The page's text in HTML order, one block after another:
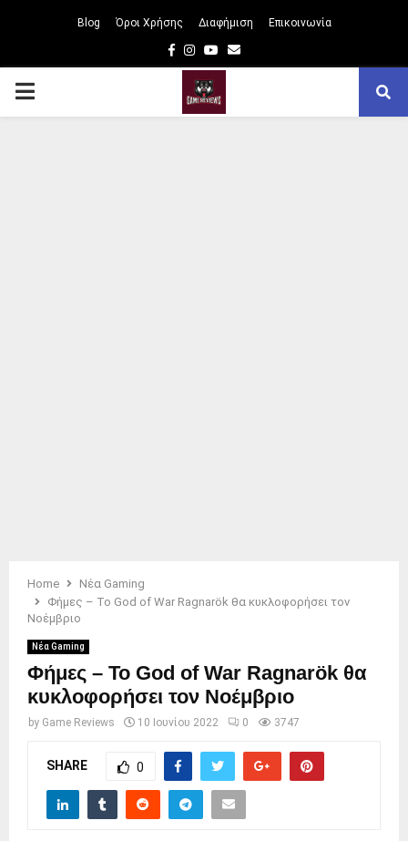
Blog Όροι Χρήσης Διαφήμιση Επικοινωνία
Facebook
Instagram
Youtube
Email
PRIMARY
Home
Νέα Gaming
Φήμες – Το God of War Ragnarök θα κυκλοφορήσει τον
Νοέμβριο
Νέα Gaming
Φήμες – Το God of War Ragnarök θα
κυκλοφορήσει τον Νοέμβριο
by Game Reviews 10 Ιουνίου 2022 0 3747
SHARE 0